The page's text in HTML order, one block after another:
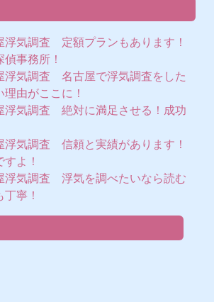
気調査 定額プランもあります！
事務所！
気調査 名古屋で浮気調査をした
由がここに！
気調査 絶対に満足させる！成功
気調査 信頼と実績があります！
よ！
気調査 浮気を調べたいなら読む
寧！